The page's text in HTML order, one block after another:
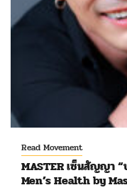
Read Movement
MASTER เซ็นสัญญา
Men’s Health by